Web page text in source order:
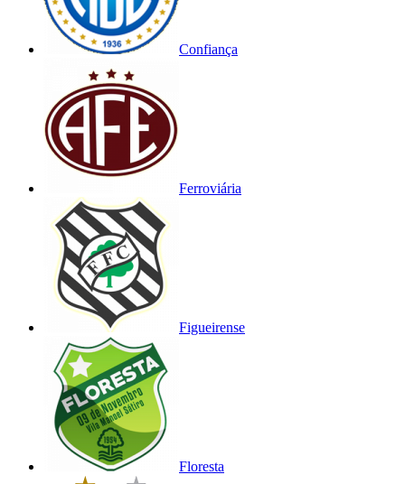
Confiança
Ferroviária
Figueirense
Floresta